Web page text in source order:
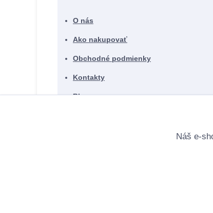
O nás
Ako nakupovať
Obchodné podmienky
Kontakty
Blog
Náš e-